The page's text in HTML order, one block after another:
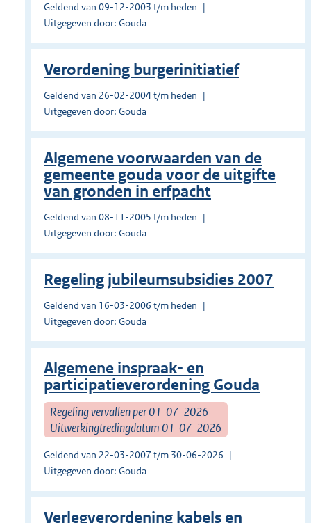
Geldend van 09-12-2003 t/m heden
Uitgegeven door: Gouda
Verordening burgerinitiatief
Geldend van 26-02-2004 t/m heden
Uitgegeven door: Gouda
Algemene voorwaarden van de
gemeente gouda voor de uitgifte
van gronden in erfpacht
Geldend van 08-11-2005 t/m heden
Uitgegeven door: Gouda
Regeling jubileumsubsidies 2007
Geldend van 16-03-2006 t/m heden
Uitgegeven door: Gouda
Algemene inspraak- en
participatieverordening Gouda
Regeling vervallen per 01-07-2026
Uitwerkingtredingdatum 01-07-2026
Geldend van 22-03-2007 t/m 30-06-2026
Uitgegeven door: Gouda
Verlegverordening kabels en